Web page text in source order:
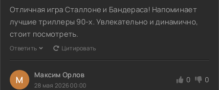
Отличная игра Сталлоне и Бандераса! Напоминает
лучшие триллеры 90-х. Увлекательно и динамично,
стоит посмотреть.
Ответить Цитировать
М Максим Орлов
28 мая 2026 00:00
0 0